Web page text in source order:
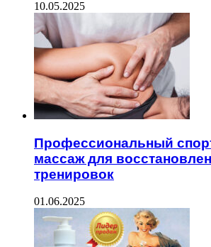
10.05.2025
Профессиональный
массаж для
тренировок
01.06.2025